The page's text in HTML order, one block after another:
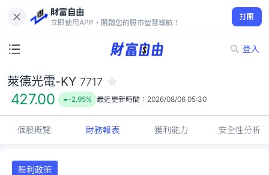
財富自由
立即使用APP，開啟您的股市智慧導航！
打開
登入
427.00
-2.95%
萊德光電-KY 7717
427.00 -2.95% 最近更新時間： 2026/08/06 05:30
個股概覽 財務報表 獲利能力 安全性分析
股利政策